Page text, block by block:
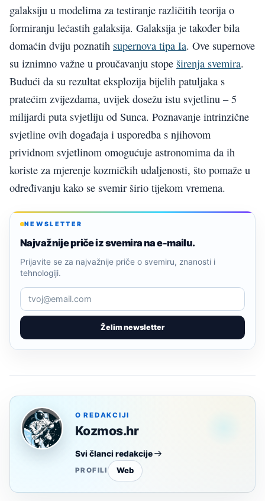
galaksiju u modelima za testiranje različitih teorija o
formiranju lećastih galaksija. Galaksija je također bila
domaćin dviju poznatih supernova tipa Ia. Ove supernove
su iznimno važne u proučavanju stope širenja svemira.
Budući da su rezultat eksplozija bijelih patuljaka s
pratećim zvijezdama, uvijek dosežu istu svjetlinu – 5
milijardi puta svjetliju od Sunca. Poznavanje intrinzične
svjetline ovih događaja i usporedba s njihovom
prividnom svjetlinom omogućuje astronomima da ih
koriste za mjerenje kozmičkih udaljenosti, što pomaže u
određivanju kako se svemir širio tijekom vremena.
NEWSLETTER
Najvažnije priče iz svemira na e-mailu.
Želim newsletter
Prijavite se za najvažnije priče o svemiru, znanosti i
tehnologiji.
O REDAKCIJI
Kozmos.hr
Svi članci redakcije
PROFILI Web